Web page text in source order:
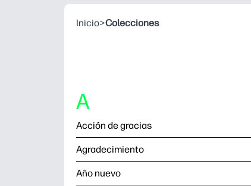
Inicio>Colecciones
A
Acción de gracias
Agradecimiento
Año nuevo